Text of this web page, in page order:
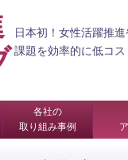
日本初！女性活躍推
課題を効率的に低コス
各社の
取り組み事例